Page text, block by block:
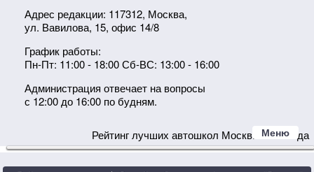
Адрес редакции: 117312, Москва,
ул. Вавилова, 15, офис 14/8
График работы:
Пн-Пт: 11:00 - 18:00 Сб-ВС: 13:00 - 16:00
Администрация отвечает на вопросы
с 12:00 до 16:00 по будням.
Рейтинг лучших автошкол Москвы 2024 года
Меню